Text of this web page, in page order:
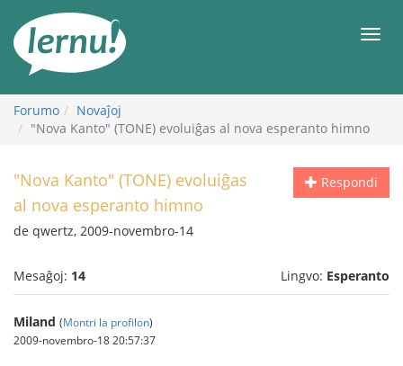
enhavo
Forumo
Novaĵoj
"Nova Kanto" (TONE) evoluiĝas al nova esperanto himno
Respondi
"Nova Kanto" (TONE) evoluiĝas
al nova esperanto himno
de qwertz, 2009-novembro-14
Mesaĝoj: 14 Lingvo: Esperanto
Miland (Montri la profilon)
2009-novembro-18 20:57:37